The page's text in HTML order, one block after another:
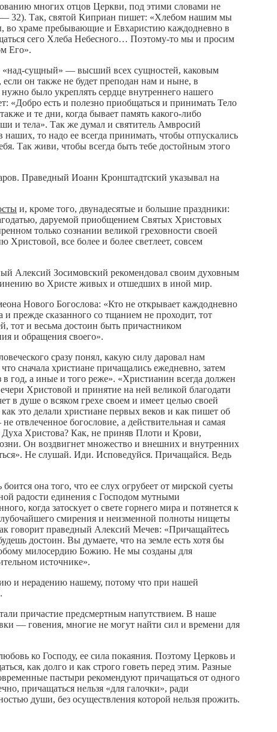
многих отцов Церкви, под этими словами не
— 32). Так, святой Киприан пишет: «Хлебом нашим мы
во храме пребывающие и Евхаристию каждодневно в
сего Хлеба Небесного… Поэтому-то мы и просим
Его».
сущный» — высший всех сущностей, каковым
он также не будет преподан нам и ныне, в
было укреплять сердце внутреннего нашего
«Добро есть и полезно приобщаться и принимать Тело
и те дни, когда бывает память какого-либо
и тела». Так же думал и святитель Амвросий
то надо ее всегда принимать, чтобы отпускались
Так живи, чтобы всегда быть тебе достойным этого
Праведный Иоанн Кронштадтский указывал на
и, кроме того, двунадесятые и большие праздники:
даруемой приобщением Святых Христовых
только сознании великой греховности своей
все более и более светлеет, совсем
Алексий Зосимовский рекомендовал своим духовным
во Христе живых и отшедших в иной мир.
Нового Богослова: «Кто не открывает каждодневно
прежде сказанного со тщанием не проходит, тот
тот и весьма достоин быть причастником
и обращения своего».
сразу понял, какую силу даровал нам
сначала христиане причащались ежедневно, затем
в год, а иные и того реже». «Христианин всегда должен
Христовой и принятие на ней великой благодати
в душе о всяком грехе своем и имеет целью своей
это делали христиане первых веков и как пишет об
богословие, а действительная и самая
Христова? Как, не приняв Плоти и Крови,
Он воздвигнет множество и внешних и внутренних
Не слушай. Иди. Исповедуйся. Причащайся. Ведь
она того, что ее слух огрубеет от мирской суеты
радости единения с Господом мутными
когда затоскует о свете горнего мира и потянется к
смирения и неизменной полноты нищеты
говорит праведный Алексий Мечев: «Причащайтесь
достоин. Вы думаете, что на земле есть хотя бы
милосердию Божию. Не мы созданы для
источнике».
и нерадению нашему, потому что при нашей
причастие предсмертным напутствием. В наше
— говения, многие не могут найти сил и времени для
ко Господу, ее сила покаяния. Поэтому Церковь и
как долго и как строго говеть перед этим. Разные
пастыри рекомендуют причащаться от одного
причащаться нельзя «для галочки», ради
души, без осуществления которой нельзя прожить.